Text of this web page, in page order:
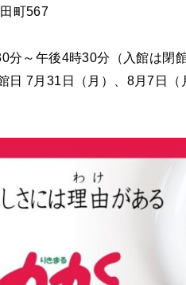
町567
分～午後4時30分（入館は閉
日 7月31日（月）、8月7日（